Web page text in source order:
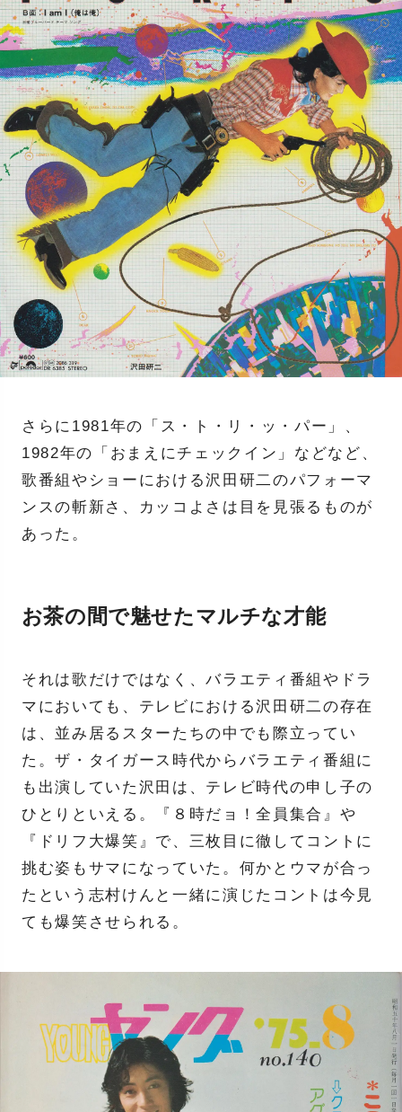
さらに1981年の「ス・ト・リ・ッ・パー」、
1982年の「おまえにチェックイン」などなど、
歌番組やショーにおける沢田研二のパフォーマ
ンスの斬新さ、カッコよさは目を見張るものが
あった。
お茶の間で魅せたマルチな才能
それは歌だけではなく、バラエティ番組やドラ
マにおいても、テレビにおける沢田研二の存在
は、並み居るスターたちの中でも際立ってい
た。ザ・タイガース時代からバラエティ番組に
も出演していた沢田は、テレビ時代の申し子の
ひとりといえる。『８時だョ！全員集合』や
『ドリフ大爆笑』で、三枚目に徹してコントに
挑む姿もサマになっていた。何かとウマが合っ
たという志村けんと一緒に演じたコントは今見
ても爆笑させられる。